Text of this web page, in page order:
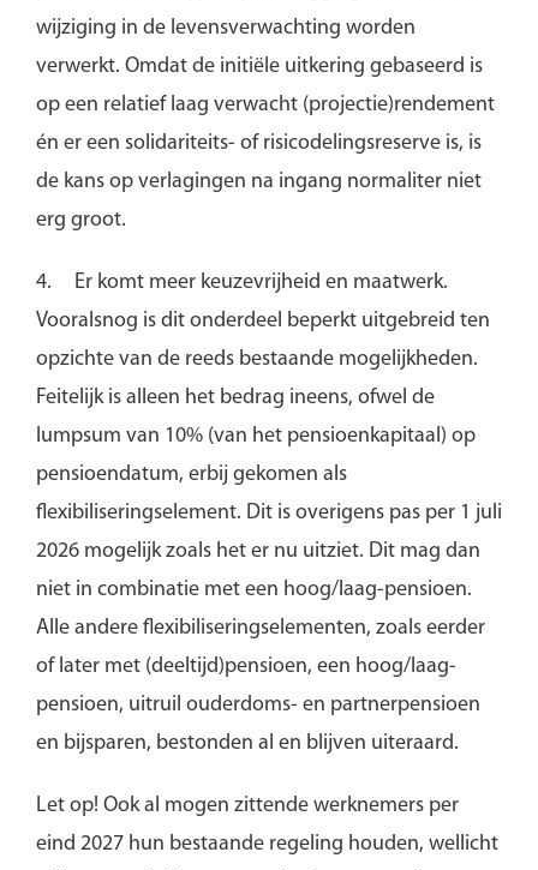
wijziging in de levensverwachting worden
verwerkt. Omdat de initiële uitkering gebaseerd is
op een relatief laag verwacht (projectie)rendement
én er een solidariteits- of risicodelingsreserve is, is
de kans op verlagingen na ingang normaliter niet
erg groot.
4.
Er komt meer keuzevrijheid en maatwerk.
Vooralsnog is dit onderdeel beperkt uitgebreid ten
opzichte van de reeds bestaande mogelijkheden.
Feitelijk is alleen het bedrag ineens, ofwel de
lumpsum van 10% (van het pensioenkapitaal) op
pensioendatum, erbij gekomen als
flexibiliseringselement. Dit is overigens pas per 1 juli
2026 mogelijk zoals het er nu uitziet. Dit mag dan
niet in combinatie met een hoog/laag-pensioen.
Alle andere flexibiliseringselementen, zoals eerder
of later met (deeltijd)pensioen, een hoog/laag-
pensioen, uitruil ouderdoms- en partnerpensioen
en bijsparen, bestonden al en blijven uiteraard.
Let op! Ook al mogen zittende werknemers per
eind 2027 hun bestaande regeling houden, wellicht